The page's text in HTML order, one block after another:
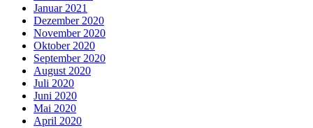
Januar 2021
Dezember 2020
November 2020
Oktober 2020
September 2020
August 2020
Juli 2020
Juni 2020
Mai 2020
April 2020